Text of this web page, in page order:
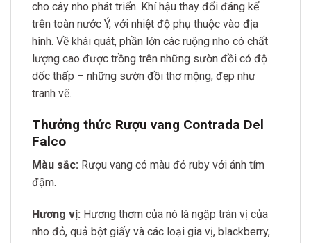
cho cây nho phát triển. Khí hậu thay đổi đáng kể
trên toàn nước Ý, với nhiệt độ phụ thuộc vào địa
hình. Về khái quát, phần lớn các ruộng nho có chất
lượng cao được trồng trên những sườn đồi có độ
dốc thấp – những sườn đồi thơ mộng, đẹp như
tranh vẽ.
Thưởng thức Rượu vang Contrada Del
Falco
Màu sắc: Rượu vang có màu đỏ ruby với ánh tím
đậm.
Hương vị: Hương thơm của nó là ngập tràn vị của
nho đỏ, quả bột giấy và các loại gia vị, blackberry,